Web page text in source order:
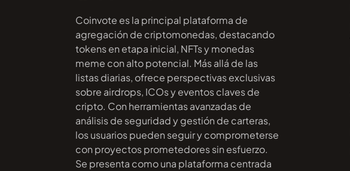
Coinvote es la principal plataforma de
agregación de criptomonedas, destacando
tokens en etapa inicial, NFTs y monedas
meme con alto potencial. Más allá de las
listas diarias, ofrece perspectivas exclusivas
sobre airdrops, ICOs y eventos claves de
cripto. Con herramientas avanzadas de
análisis de seguridad y gestión de carteras,
los usuarios pueden seguir y comprometerse
con proyectos prometedores sin esfuerzo.
Se presenta como una plataforma centrada